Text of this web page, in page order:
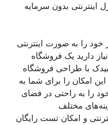
اینترنتی بدون سرمایه
خود را به صورت اینترنتی
دارید یک فروشگاه
با طراحی فروشگاه
این امکان را برای شما به
را به راحتی در فضای
مختلف
و امکان تست رایگان